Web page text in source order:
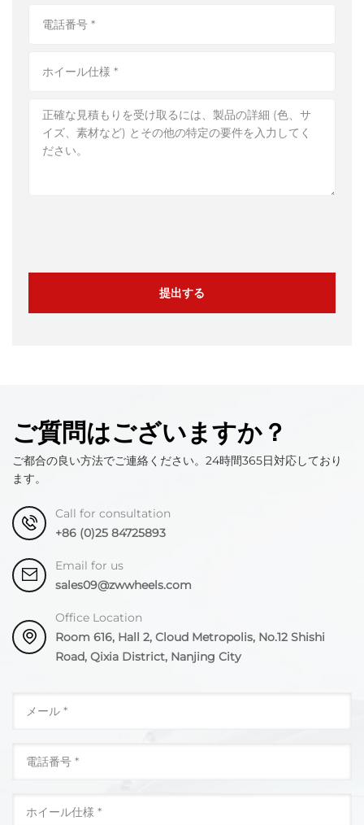
提出する
ご質問はございますか？
ご都合の良い方法でご連絡ください。24時間365日対応しており
ます。
Call for consultation
+86 (0)25 84725893
Email for us
sales09@zwwheels.com
Office Location
Room 616, Hall 2, Cloud Metropolis, No.12 Shishi
Road, Qixia District, Nanjing City